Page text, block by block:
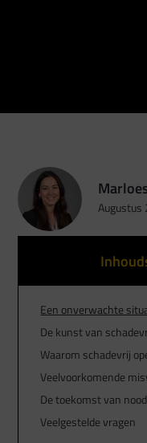
Augustus
De kunst van
Waarom schadevrij
Veelvoorkomende
Veelgestelde vragen